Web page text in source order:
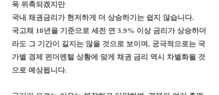
욱 위축되겠지만
국내 채권금리가 현저하게 더 상승하기는 쉽지 않습니다.
국고채 10년을 기준으로 세전 연 3.9% 이상 금리가 상승하더
라도 그 기간이 길지는 않을 것으로 보이며, 궁극적으로는 국
가별 경제 펀더멘털 상황에 맞게 채권 금리 역시 차별화될 것
으로 예상됩니다.